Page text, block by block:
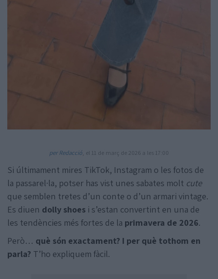
per Redacció , el 11 de març de 2026 a les 17:00
Si últimament mires TikTok, Instagram o les fotos de
la passarel·la, potser has vist unes sabates molt cute
que semblen tretes d’un conte o d’un armari vintage.
Es diuen dolly shoes i s’estan convertint en una de
les tendències més fortes de la primavera de 2026.
Però… què són exactament? I per què tothom en
parla? T’ho expliquem fàcil.